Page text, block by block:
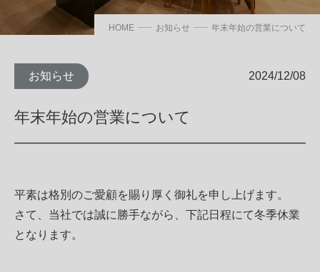
HOME お知らせ 年末年始の営業について
お知らせ 2024/12/08
年末年始の営業について
平素は格別のご愛顧を賜り厚く御礼を申し上げます。
さて、当社では誠に勝手ながら、下記日程にて冬季休業
となります。
当社について
商品サービス・性能紹介
お知らせ・コラム
その他